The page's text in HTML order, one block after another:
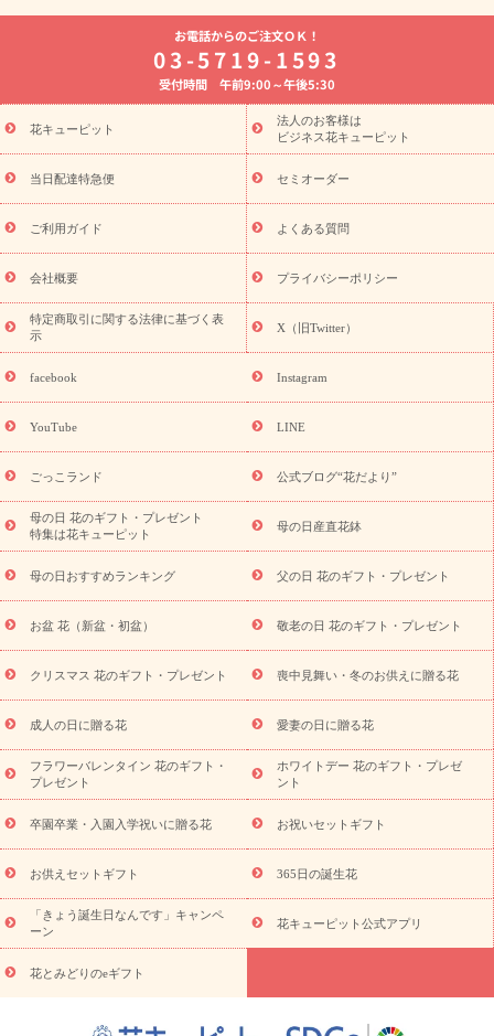
よく贈られる花
お祝いの花特集
誕生日フラワーギフト特集
8月の誕生花(トルコキキョウ)
開店・開業祝い
お供え・お悔やみ お供え・お悔やみの花
通夜・葬儀に贈る花 胡蝶蘭・花鉢
ーブドフラワー
季節のイベント
ひまわり ギフト・プレゼント
特集
お盆 花（新盆・初盆） 季節のイベント
お盆 花（新
盆・初盆）
お盆 花（新盆・初盆）
お盆・お供え 花とセットギ
フト
お盆・お供え プリザーブドフラワー
ひまわり ギフト・プ
レゼント特集
夏の花贈り・お中元・暑中見舞い 花のギフト特集
敬老の日におくる花ギフト・プレゼント特集
花ギフト・プレゼント特集
敬老の日 花のおすすめランキング
敬
老の日 花鉢植えのギフト・プレゼント特集
敬老の日 花とセットギ
フト・プレゼント特集
敬老の日の花 全てのギフト一覧
キャン
ペーン
映画『ウォーターガーディアンズ』コラボキャンペーン
「きょう誕生日なんです」キャンペーン
誕生日の花を探す
誕生日フラワーギフト 誕生日フラワーギフト特集
9月の誕生花(リンドウ)
ら探す
お祝いの花特集 当日配達特急便 お祝い商品一覧
念日
結婚祝い 出産祝い 退院祝い・快気祝い
寿祝い
プチギフト ペットのお祝いフラワー
供え・お悔やみ商品一覧
お供え・お悔やみの花
四十九日法要以
降に贈る花
通夜・葬儀に贈る花
お供え お花とセットギフト
お供え プリザーブドフラワー
ペットのお供えフラワー
お盆（新
盆・初盆）
その他 お祝い返し お見舞い
お取り寄せギフト
ビジネス用
ご自宅用 観葉植物 ミディ胡蝶蘭
プリザーブ
ドフラワー
スタイルから探す アレンジメント 花束
スタ
ンド花
お祝い お供え・お悔やみ 胡蝶蘭 胡蝶蘭・花鉢
ディ胡蝶蘭・お祝い
ミディ胡蝶蘭・お供え
世界初の青色胡蝶蘭
観葉植物
観葉植物 産直多肉植物
プリザーブドフラワー
お祝い
お供え・お悔やみ 花とセットギフト
セミオーダー
プチギフト（hanamore -ハナモア-）
花とみどりのeギフト
キューピットのeGfit
カラー ピンク イエローオレンジ
レッ
ド
お花の種類 トルコキキョウ
お祝い お祝い・3000円～ お祝い・4000円～
お祝い・
5000円～
お祝い・7000円～ お祝い・ 10000円～
お供え・お
悔やみ
円～
お供え・お悔やみ・
読み物
お電話からのご注文ＯＫ！
03-5719-1593
受付時間 午前9:00～午後5:30
花キューピット
法人のお客様は
ビジネス花キューピット
当日配達特急便 セミオーダー
ご利用ガイド よくある質問
会社概要 プライバシーポリシー
特定商取引に関する法律に基づく表
示
X（旧Twitter）
facebook Instagram
YouTube LINE
ごっこランド 公式ブログ“花だより”
母の日 花のギフト・プレゼント
特集は花キューピット
母の日産直花鉢
母の日おすすめランキング 父の日 花のギフト・プレゼント
お盆 花（新盆・初盆） 敬老の日 花のギフト・プレゼント
クリスマス 花のギフト・プレゼント 喪中見舞い・冬のお供えに贈る花
成人の日に贈る花 愛妻の日に贈る花
フラワーバレンタイン 花のギフト・
プレゼント
ホワイトデー 花のギフト・プレゼ
ント
卒園卒業・入園入学祝いに贈る花 お祝いセットギフト
お供えセットギフト 365日の誕生花
「きょう誕生日なんです」キャンペ
ーン
花キューピット公式アプリ
花とみどりのeギフト